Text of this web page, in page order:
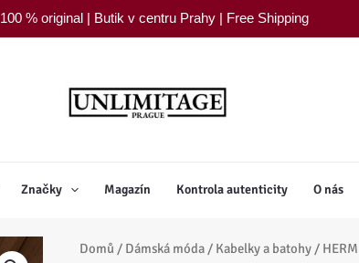
100 % original | Butik v centru Prahy | Free Shipping
Značky Magazín Kontrola autenticity O nás
Domů / Dámská móda / Kabelky a batohy /